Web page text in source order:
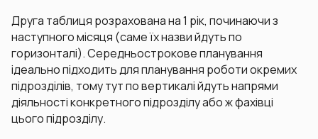
Друга таблиця розрахована на 1 рік, починаючи з
наступного місяця (саме їх назви йдуть по
горизонталі). Середньострокове планування
ідеально підходить для планування роботи окремих
підрозділів, тому тут по вертикалі йдуть напрями
діяльності конкретного підрозділу або ж фахівці
цього підрозділу.